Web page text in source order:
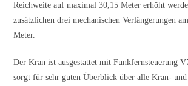
Reichweite auf maximal 30,15 Meter erhöht
zusätzlichen drei mechanischen Verlängerungen
Meter.
Der Kran ist ausgestattet mit Funkfernsteuerung
sorgt für sehr guten Überblick über alle Kran-